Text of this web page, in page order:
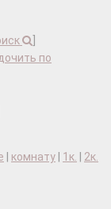
по
комнату 1к.
2к.